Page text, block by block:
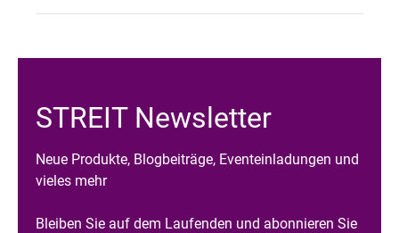
STREIT Newsletter
Neue Produkte, Blogbeiträge, Eventeinladungen und
vieles mehr
Bleiben Sie auf dem Laufenden und abonnieren Sie